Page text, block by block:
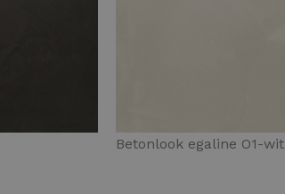
Betonlook egaline O1-wit